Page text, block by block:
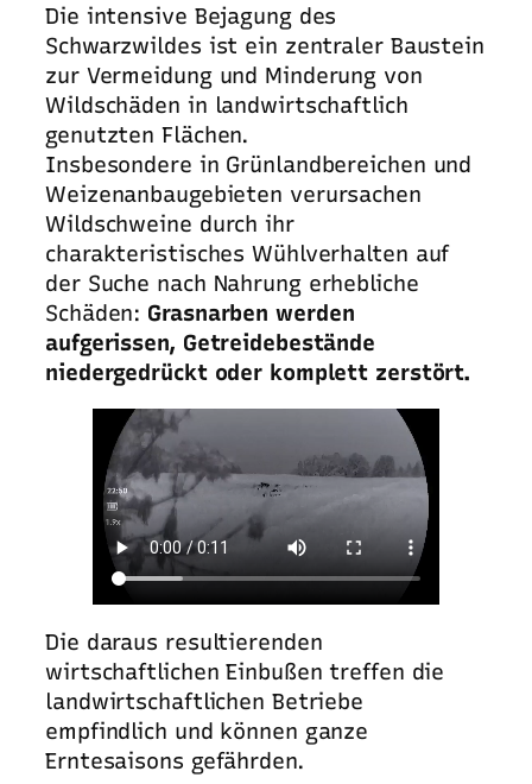
Die intensive Bejagung des
Schwarzwildes ist ein zentraler Baustein
zur Vermeidung und Minderung von
Wildschäden in landwirtschaftlich
genutzten Flächen.
Insbesondere in Grünlandbereichen und
Weizenanbaugebieten verursachen
Wildschweine durch ihr
charakteristisches Wühlverhalten auf
der Suche nach Nahrung erhebliche
Schäden: Grasnarben werden
aufgerissen, Getreidebestände
niedergedrückt oder komplett zerstört.
Die daraus resultierenden
wirtschaftlichen Einbußen treffen die
landwirtschaftlichen Betriebe
empfindlich und können ganze
Erntesaisons gefährden.